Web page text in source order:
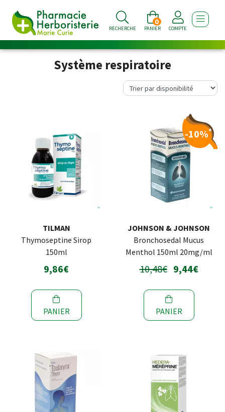
RECHERCHE PANIER
0
COMPTE
Système respiratoire
TILMAN
Thymoseptine Sirop
150ml
9,86€
PANIER
-10%*
JOHNSON & JOHNSON
Bronchosedal Mucus
Menthol 150ml 20mg/ml
10,48€ 9,44€
PANIER